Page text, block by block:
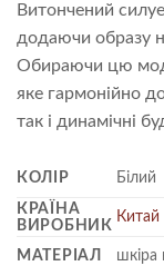
Витончений
додаючи образу
Обираючи цю
яке гармонійно
так і динамічні
КОЛІР
Білий
КРАЇНА
ВИРОБНИК
Китай
МАТЕРІАЛ шкіра